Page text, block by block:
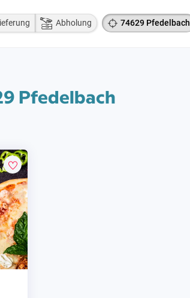
Abholung 74629 Pfedelbach
Pfedelbach